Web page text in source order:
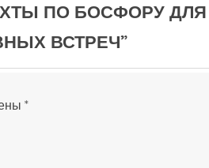
ПО БОСФОРУ ДЛЯ
ВСТРЕЧ”
*